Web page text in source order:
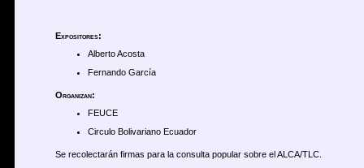
Expositores:
Alberto Acosta
Fernando García
Organizan:
FEUCE
Circulo Bolivariano Ecuador
Se recolectarán firmas para la consulta popular sobre el ALCA/TLC.